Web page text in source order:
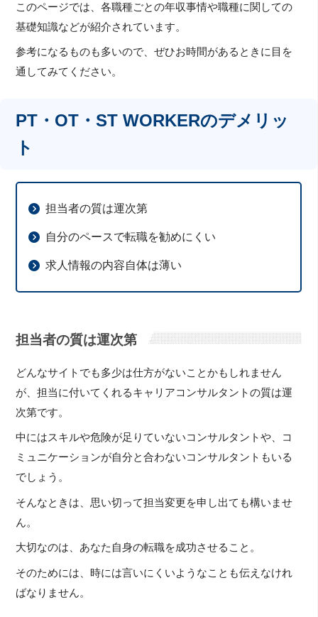
このページでは、各職種ごとの年収事情や職種に関しての
基礎知識などが紹介されています。
参考になるものも多いので、ぜひお時間があるときに目を
通してみてください。
PT・OT・ST WORKERのデメリッ
ト
担当者の質は運次第
自分のペースで転職を勧めにくい
求人情報の内容自体は薄い
担当者の質は運次第
どんなサイトでも多少は仕方がないことかもしれません
が、担当に付いてくれるキャリアコンサルタントの質は運
次第です。
中にはスキルや危険が足りていないコンサルタントや、コ
ミュニケーションが自分と合わないコンサルタントもいる
でしょう。
そんなときは、思い切って担当変更を申し出ても構いませ
ん。
大切なのは、あなた自身の転職を成功させること。
そのためには、時には言いにくいようなことも伝えなけれ
ばなりません。